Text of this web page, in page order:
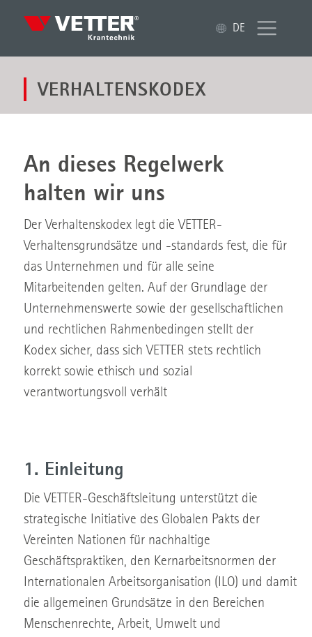
DE
VERHALTENSKODEX
An dieses Regelwerk
halten wir uns
Der Verhaltenskodex legt die VETTER-
Verhaltensgrundsätze und -standards fest, die für
das Unternehmen und für alle seine
Mitarbeitenden gelten. Auf der Grundlage der
Unternehmenswerte sowie der gesellschaftlichen
und rechtlichen Rahmenbedingen stellt der
Kodex sicher, dass sich VETTER stets rechtlich
korrekt sowie ethisch und sozial
verantwortungsvoll verhält
1. Einleitung
Die VETTER-Geschäftsleitung unterstützt die
strategische Initiative des Globalen Pakts der
Vereinten Nationen für nachhaltige
Geschäftspraktiken, den Kernarbeitsnormen der
Internationalen Arbeitsorganisation (ILO) und damit
die allgemeinen Grundsätze in den Bereichen
Menschenrechte, Arbeit, Umwelt und